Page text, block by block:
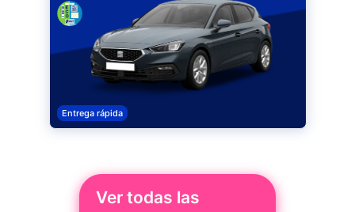
Entrega rápida
Ver todas las